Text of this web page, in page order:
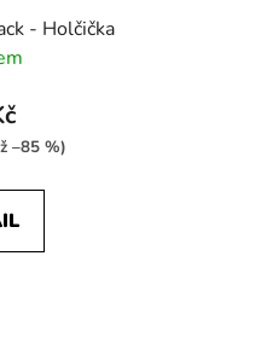
- Holčička
–85 %)